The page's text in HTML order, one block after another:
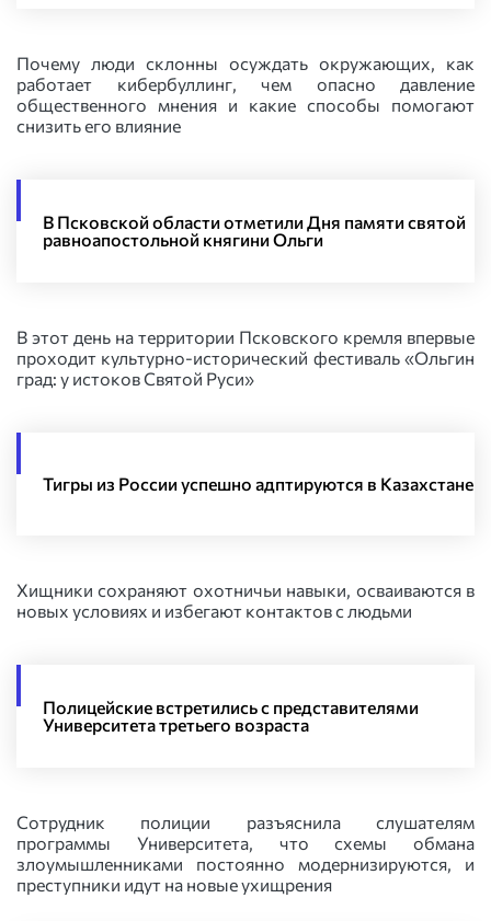
Почему люди склонны осуждать окружающих, как
работает кибербуллинг, чем опасно давление
общественного мнения и какие способы помогают
снизить его влияние
В Псковской области отметили Дня памяти святой
равноапостольной княгини Ольги
В этот день на территории Псковского кремля впервые
проходит культурно-исторический фестиваль «Ольгин
град: у истоков Святой Руси»
Тигры из России успешно адптируются в Казахстане
Хищники сохраняют охотничьи навыки, осваиваются в
новых условиях и избегают контактов с людьми
Полицейские встретились с представителями
Университета третьего возраста
Сотрудник полиции разъяснила слушателям
программы Университета, что схемы обмана
злоумышленниками постоянно модернизируются, и
преступники идут на новые ухищрения